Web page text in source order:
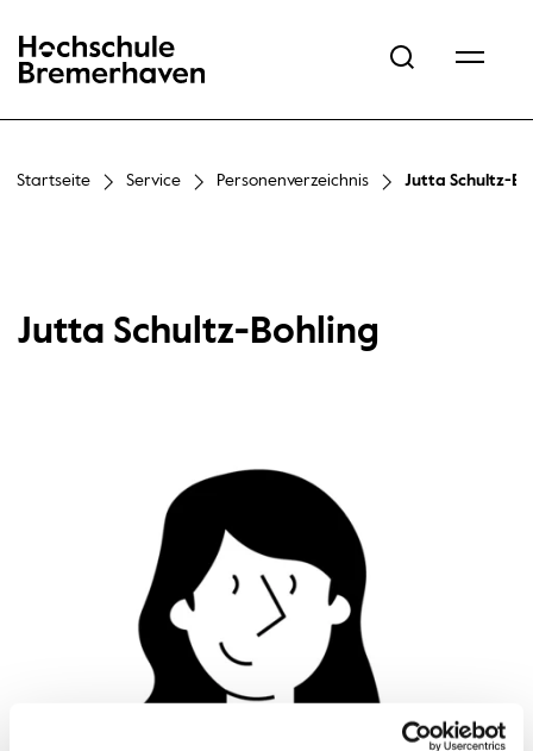
Hochschule Bremerhaven
Startseite Service Personenverzeichnis Jutta Schultz-
Jutta Schultz-Bohling